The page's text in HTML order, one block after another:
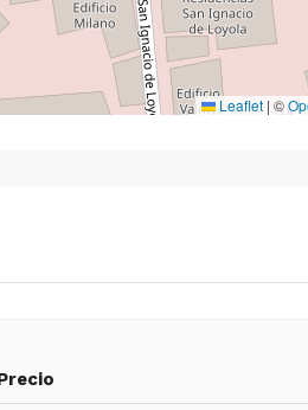
Leaflet | ©